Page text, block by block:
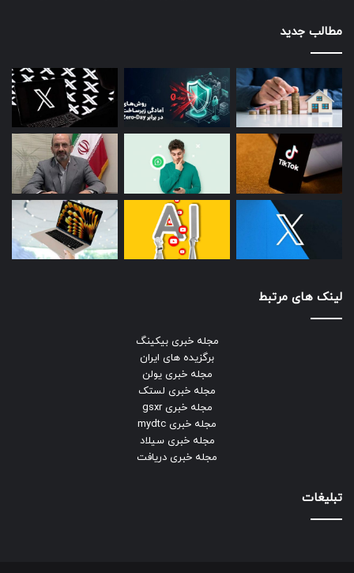
مطالب جدید
لینک های مرتبط
مجله خبری بیکینگ
برگزیده های ایران
مجله خبری یولن
مجله خبری لستک
مجله خبری gsxr
مجله خبری mydtc
مجله خبری سیلاد
مجله خبری دریافت
تبلیغات